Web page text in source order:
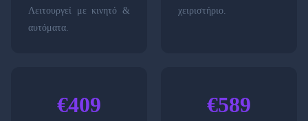
Λειτουργεί με κινητό &
αυτόματα.
χειριστήριο.
€409 €589